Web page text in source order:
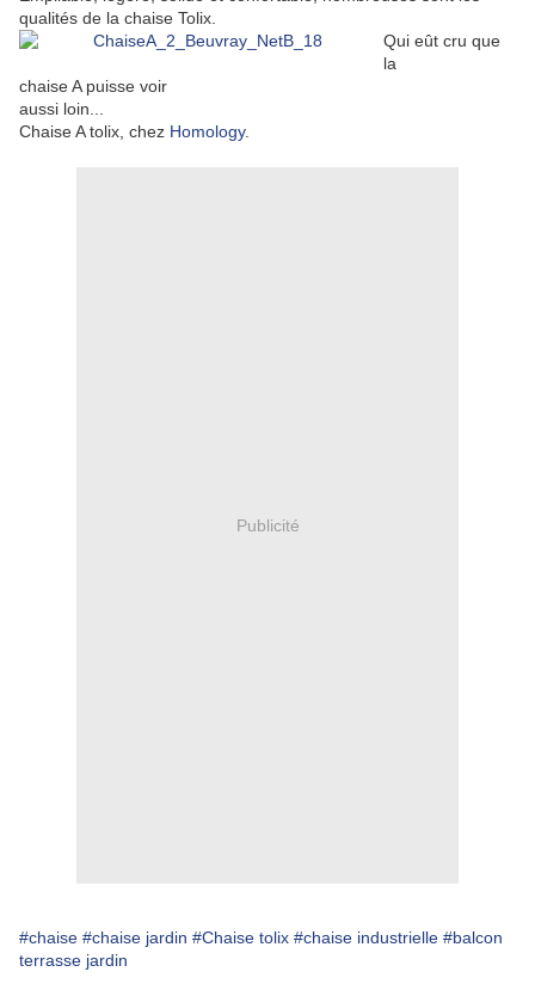
qualités de la chaise Tolix.
Qui eût cru que
la
chaise A puisse voir
aussi loin...
Chaise A tolix, chez Homology.
Publicité
#chaise #chaise jardin #Chaise tolix #chaise industrielle #balcon
terrasse jardin